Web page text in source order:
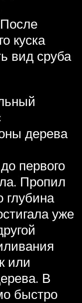
куска
вид сруба
дерева
первого
Пропил
глубина
уже
или
В
быстро